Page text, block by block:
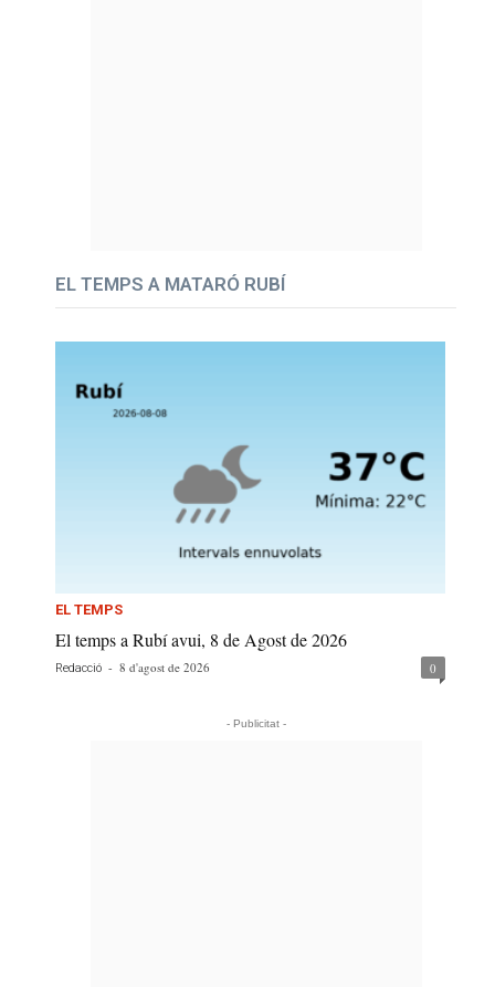
EL TEMPS A MATARÓ RUBÍ
EL TEMPS
El temps a Rubí avui, 8 de Agost de 2026
Redacció - 8 d'agost de 2026 0
- Publicitat -